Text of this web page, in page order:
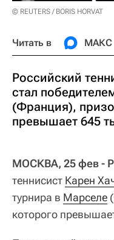
© REUTERS / BORIS HORVAT
Читать в МАКС
Российский
стал
(Франция),
превышает 645
МОСКВА, 25 фев -
теннисист Карен
турнира в Марселе
которого